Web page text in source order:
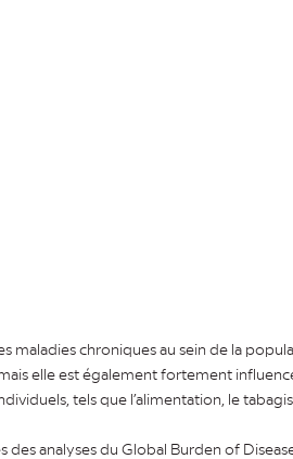
maladies chroniques au sein de la
elle est également fortement
tels que l’alimentation, le
des analyses du Global Burden of